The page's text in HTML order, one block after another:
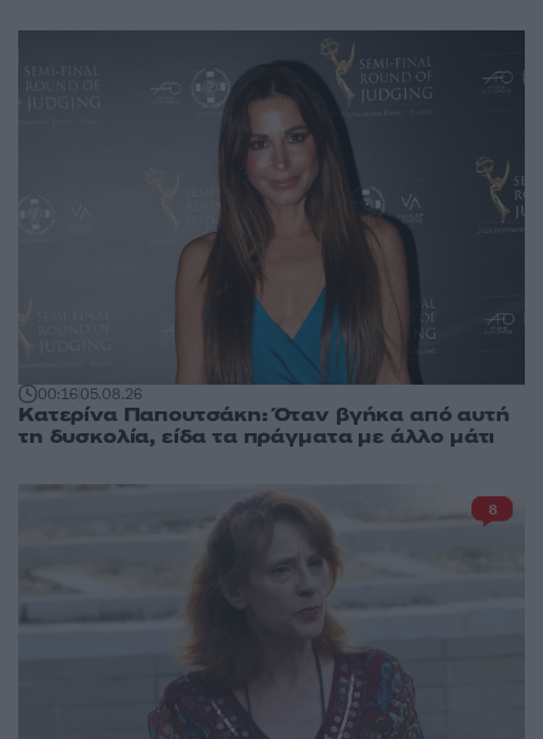
00:1605.08.26
Κατερίνα Παπουτσάκη: Όταν βγήκα από αυτή
τη δυσκολία, είδα τα πράγματα με άλλο μάτι
8